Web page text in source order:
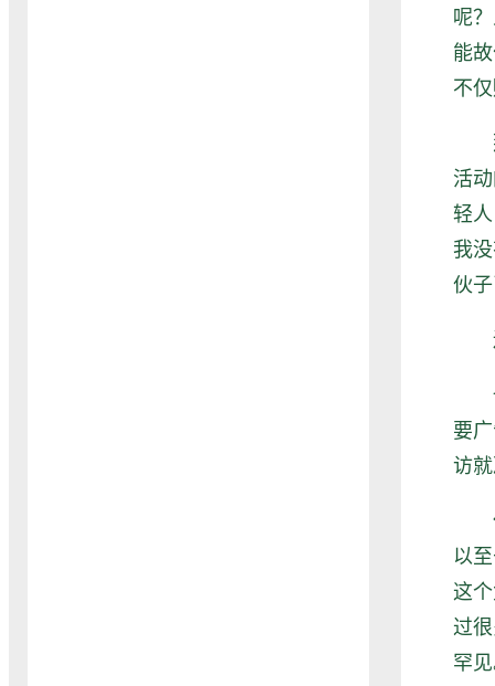
呢
能
不
那
活
轻
我
伙
还
也
要
访
但
以
这
过
罕